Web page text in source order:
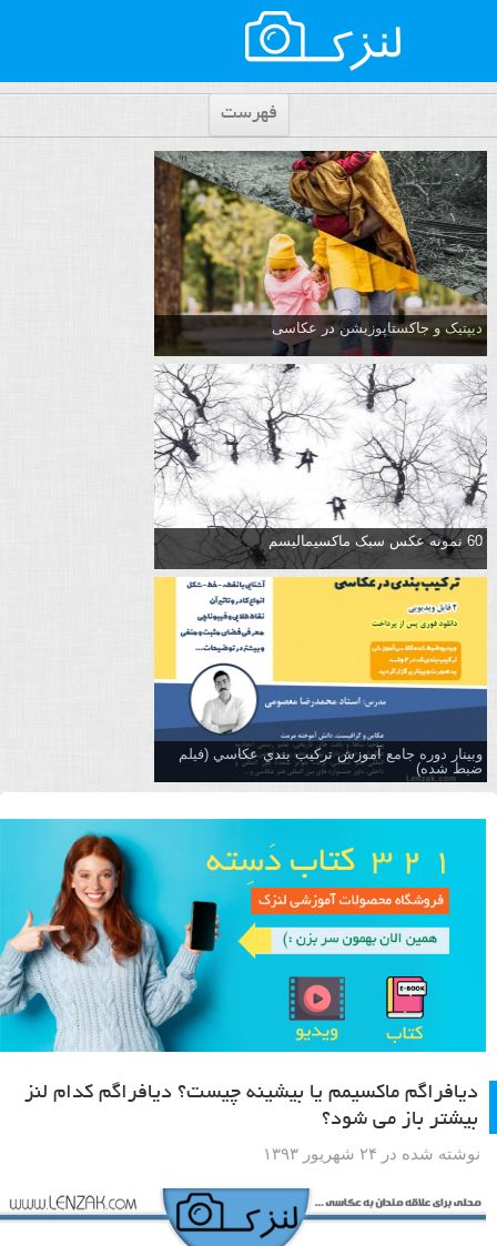
فهرست
دیپتیک و جاکستا‌پوزیشن در عکاسی
60 نمونه عکس سبک ماکسیمالیسم
وبینار دوره جامع آموزش تركيب بندي عكاسي (فیلم
ضبط شده)
دیافراگم ماکسیمم یا بیشینه چیست؟ دیافراگم کدام لنز
بیشتر باز می شود؟
نوشته شده در ۲۴ شهریور ۱۳۹۳